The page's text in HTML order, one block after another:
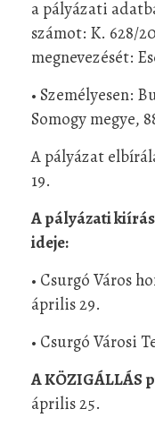
a pályázati
számot: K. 628/
megnevezését:
• Személyesen:
Somogy megye,
A pályázat
19.
A pályázati
ideje:
• Csurgó Város
április 29.
• Csurgó Városi
A KÖZIGÁLLÁS
április 25.